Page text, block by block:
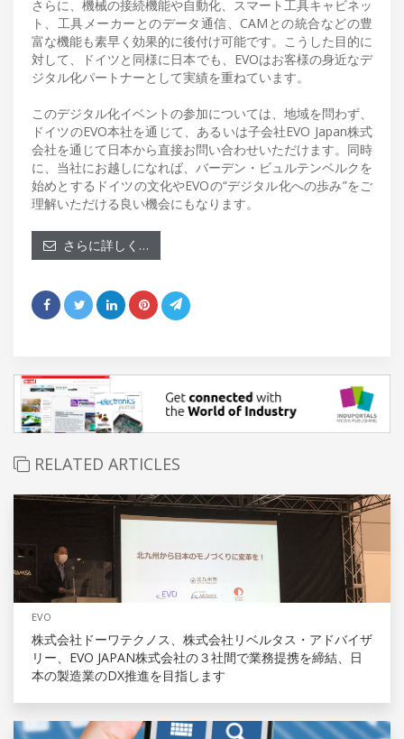
さらに、機械の接続機能や自動化、スマート工具キャビネッ
ト、工具メーカーとのデータ通信、CAMとの統合などの豊
富な機能も素早く効果的に後付け可能です。こうした目的に
対して、ドイツと同様に日本でも、EVOはお客様の身近なデ
ジタル化パートナーとして実績を重ねています。
このデジタル化イベントの参加については、地域を問わず、
ドイツのEVO本社を通じて、あるいは子会社EVO Japan株式
会社を通じて日本から直接お問い合わせいただけます。同時
に、当社にお越しになれば、バーデン・ビュルテンベルクを
始めとするドイツの文化やEVOの“デジタル化への歩み”をご
理解いただける良い機会にもなります。
さらに詳しく…
RELATED ARTICLES
EVO
株式会社ドーワテクノス、株式会社リベルタス・アドバイザ
リー、EVO JAPAN株式会社の３社間で業務提携を締結、日
本の製造業のDX推進を目指します